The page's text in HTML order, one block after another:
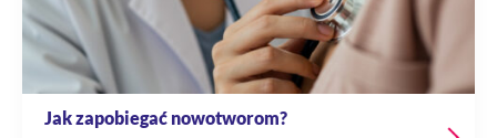
Jak zapobiegać nowotworom?